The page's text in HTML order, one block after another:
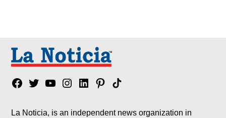
Facebook
TwitterYouTubeInstagram
LinkedinPinterest
Tik
La Noticia, is an independent news organization in